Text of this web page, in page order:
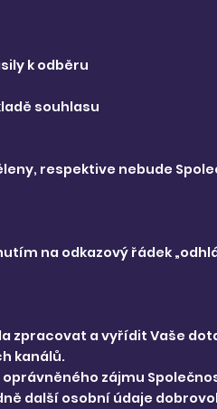
k odběru
souhlasu
respektive nebude
na odkazový řádek
zpracovat a vyřídit Vaše
kanálů.
zájmu
další osobní údaje